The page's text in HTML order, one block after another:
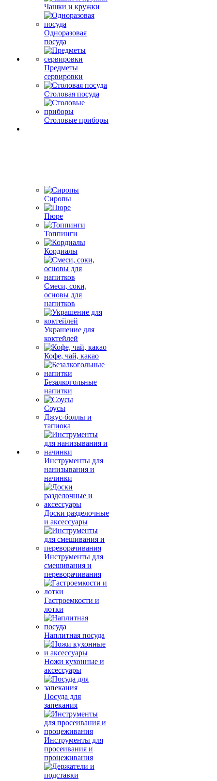
Чашки и кружки
Одноразовая
посуда
Предметы
сервировки
Столовая посуда
Столовые приборы
Сиропы
Пюре
Топпинги
Кордиалы
Смеси, соки,
основы для
напитков
Украшение для
коктейлей
Кофе, чай, какао
Безалкогольные
напитки
Соусы
Джус-боллы и
тапиока
Инструменты для
нанизывания и
начинки
Доски разделочные
и аксессуары
Инструменты для
смешивания и
переворачивания
Гастроемкости и
лотки
Наплитная посуда
Ножи кухонные и
аксессуары
Посуда для
запекания
Инструменты для
просеивания и
процеживания